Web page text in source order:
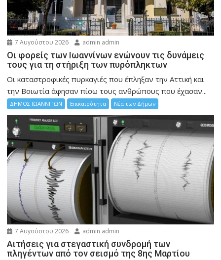
7 Αυγούστου 2026 admin admin
Οι φορείς των Ιωαννίνων ενώνουν τις δυνάμεις
τους για τη στήριξη των πυρόπληκτων
Οι καταστροφικές πυρκαγιές που έπληξαν την Αττική και
την Bοιωτία άφησαν πίσω τους ανθρώπους που έχασαν...
ΔΗΜΟΣ ΙΩΑΝΝΙΤΩΝ Επικαιρότητα Νέα των Δήμων
7 Αυγούστου 2026 admin admin
Αιτήσεις για στεγαστική συνδρομή των
πληγέντων από τον σεισμό της 8ης Μαρτίου